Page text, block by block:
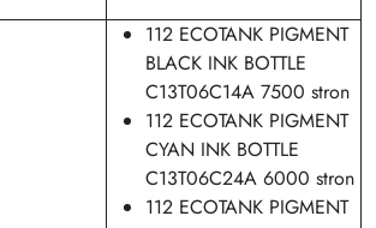
112 ECOTANK PIGMENT
BLACK INK BOTTLE
C13T06C14A 7500 stron
112 ECOTANK PIGMENT
CYAN INK BOTTLE
C13T06C24A 6000 stron
112 ECOTANK PIGMENT